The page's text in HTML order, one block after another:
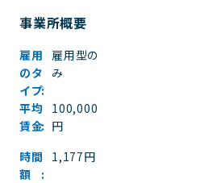
事業所概要
雇用
のタ
イプ
雇用型の
み
平均
賃金
100,000
円
時間
額
1,177円